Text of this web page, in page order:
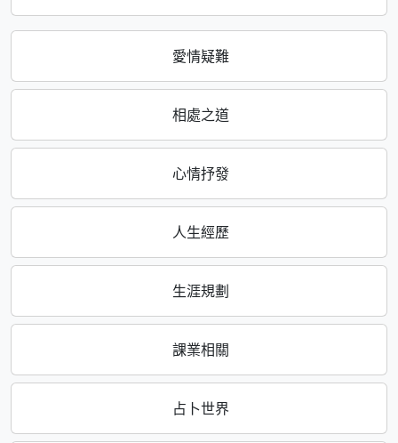
愛情疑難
相處之道
心情抒發
人生經歷
生涯規劃
課業相關
占卜世界